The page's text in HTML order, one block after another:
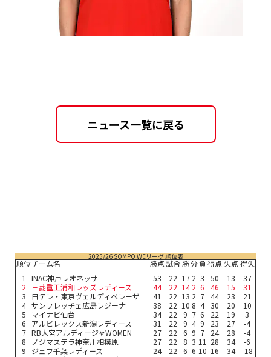
ニュース一覧に戻る
2025/26 SOMPO WEリーグ 順位表
順位チーム名 勝点試合勝分負得点失点得失
1
INAC神戸レオネッサ 53 22 17 2 3 50 13
37
2
三菱重工浦和レッズレディース 44 22 14 2 6 46 15
31
3
日テレ・東京ヴェルディベレーザ 41 22 13 2 7 44 23
21
4 サンフレッチェ広島レジーナ 38 22 10 8 4 30 20
10
5
マイナビ仙台 34 22 9 7 6 22 19
3
6
アルビレックス新潟レディース 31 22 9 4 9 23 27
-4
7 RB大宮アルディージャWOMEN 27 22 6 9 7 24 28
-4
8
ノジマステラ神奈川相模原 27 22 8 3 11 28 34
-6
9
ジェフ千葉レディース 24 22 6 6 10 16 34
-18